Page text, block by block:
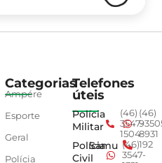
Categorias
Ampére
Esporte
Geral
Polícia
Telefones
úteis
Polícia
Militar
(46)
3547-
1504
(46)
8931
Polícia
Civil
Samu (46)
3547-
192